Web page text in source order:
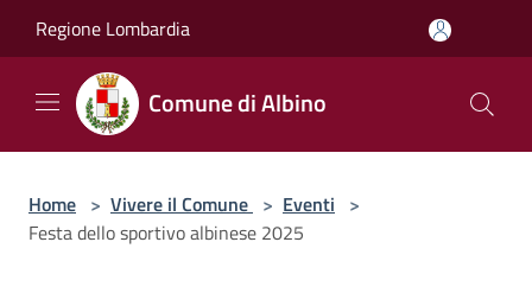
Regione Lombardia
Comune di Albino
Home > Vivere il Comune > Eventi >
Festa dello sportivo albinese 2025